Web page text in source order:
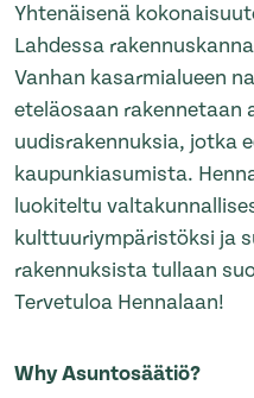
Yhtenäisenä
Lahdessa
Vanhan kasarmialueen
eteläosaan rakennetaan
uudisrakennuksia, jotka
kaupunkiasumista.
luokiteltu
kulttuuriympäristöksi ja
rakennuksista tullaan
Tervetuloa Hennalaan!
Why Asuntosäätiö?